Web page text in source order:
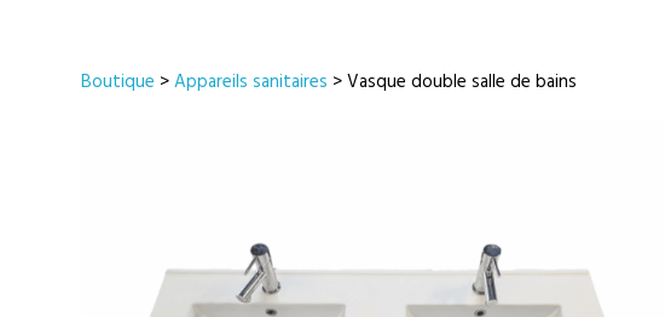
Boutique >Appareils sanitaires > Vasque double salle de bains